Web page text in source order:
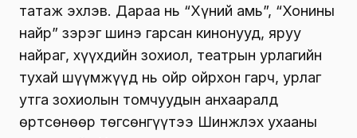
татаж эхлэв. Дараа нь “Хүний амь”, “Хонины
найр” зэрэг шинэ гарсан кинонууд, яруу
найраг, хүүхдийн зохиол, театрын урлагийн
тухай шүүмжүүд нь ойр ойрхон гарч, урлаг
утга зохиолын томчуудын анхааралд
өртсөнөөр төгсөнгүүтээ Шинжлэх ухааны